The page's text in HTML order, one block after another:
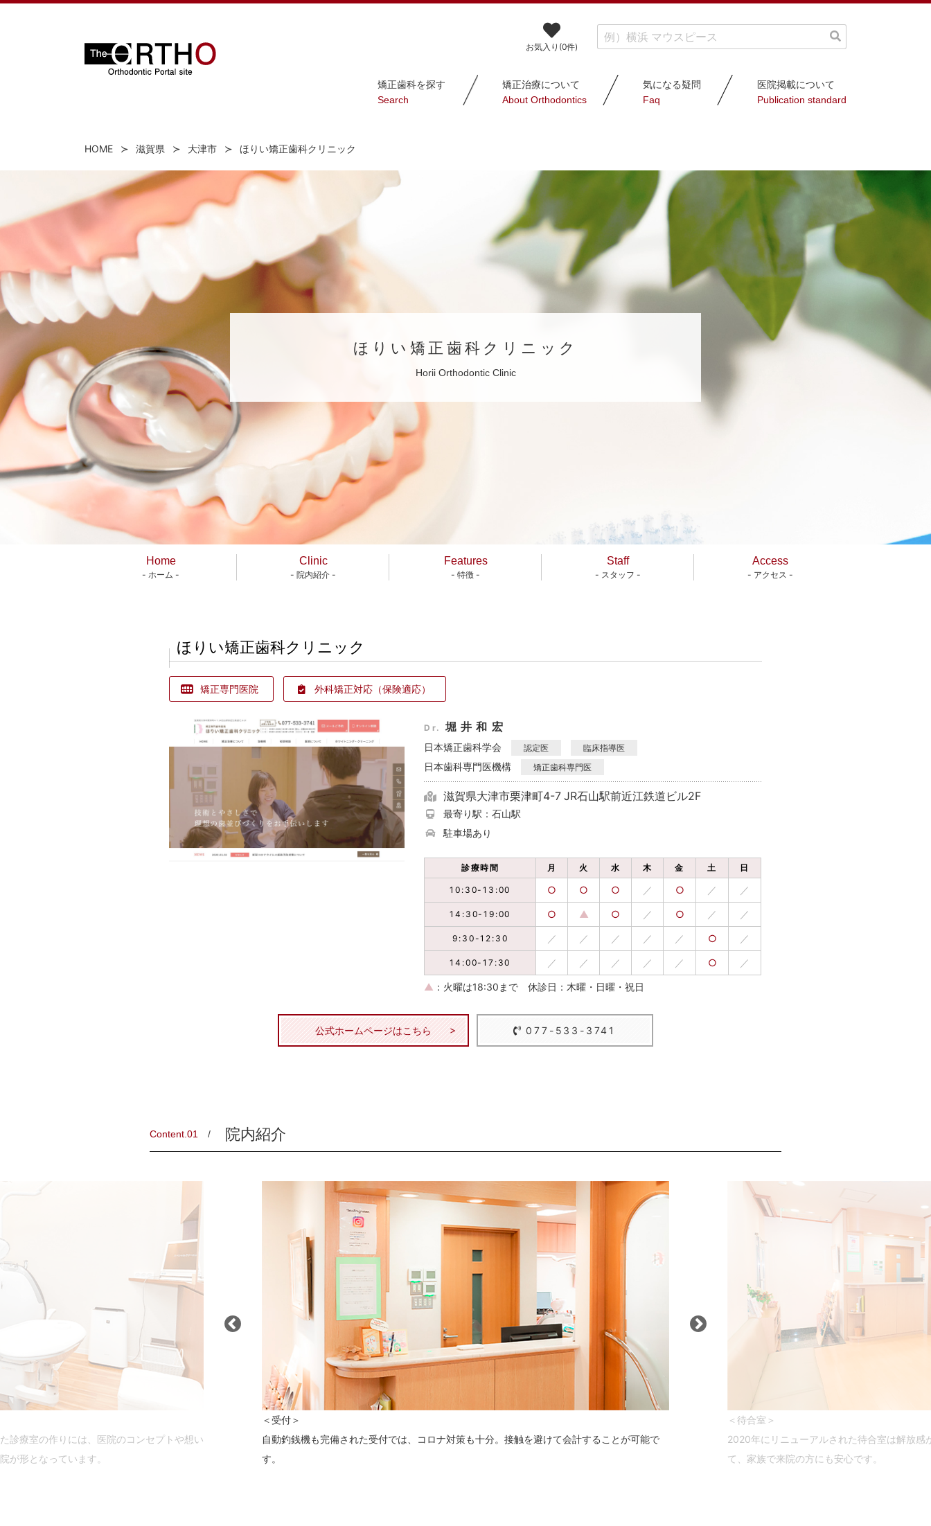
お気入り(0件)
矯正歯科を探す
Search
矯正治療について
About Orthodontics
気になる疑問
Faq
医院掲載について
Publication standard
HOME 滋賀県 大津市 ほりい矯正歯科クリニック
ほりい矯正歯科クリニック
Horii Orthodontic Clinic
Home
- ホーム -
Clinic
- 院内紹介 -
Features
- 特徴 -
Staff
- スタッフ -
Access
- アクセス -
ほりい矯正歯科クリニック
矯正専門医院 外科矯正対応（保険適応）
Dr. 堀井和宏
日本矯正歯科学会 認定医 臨床指導医
日本歯科専門医機構 矯正歯科専門医
滋賀県大津市栗津町4-7 JR石山駅前近江鉄道ビル2F
最寄り駅：石山駅
駐車場あり
診療時間 月 火 水 木 金 土 日
10:30-13:00 ○ ○ ○ ／ ○ ／ ／
14:30-19:00 ○ ▲ ○ ／ ○ ／ ／
9:30-12:30 ／ ／ ／ ／ ／ ○ ／
14:00-17:30 ／ ／ ／ ／ ／ ○ ／
▲ ：火曜は18:30まで 休診日：木曜・日曜・祝日
公式ホームページはこちら 077-533-3741
Content.01 院内紹介
診療室の作りには、医院のコンセプトや想い
が形となっています。
＜受付＞
自動釣銭機も完備された受付では、コロナ対策も十分。接触を避けて会計することが可能で
す。
＜待合室＞
2020年にリニューアルされた待合室は解放
て、家族で来院の方にも安心です。